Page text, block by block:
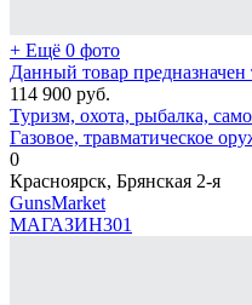
+ Ещё 0 фото
Данный товар предназначен
114 900 руб.
Туризм, охота, рыбалка,
Газовое, травматическое
0
Красноярск, Брянская 2-я
GunsMarket
МАГАЗИН301